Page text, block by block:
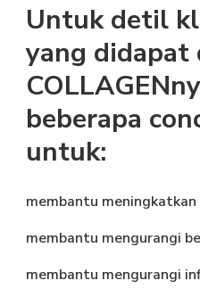
Untuk detil
yang didapat
beberapa
untuk:
membantu
membantu mengurangi
membantu mengurangi